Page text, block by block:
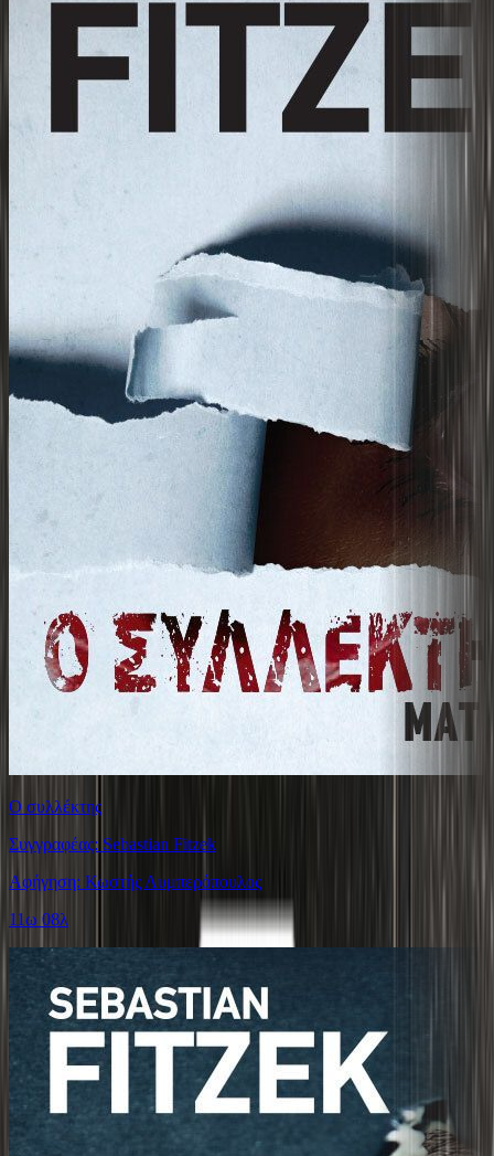
Ο συλλέκτης
Συγγραφέας: Sebastian Fitzek
Αφήγηση: Κωστής Λυμπερόπουλος
11ω 08λ